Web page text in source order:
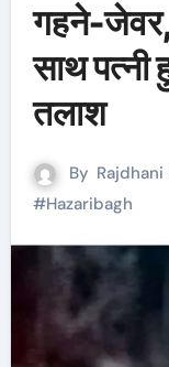
गहने-
साथ पत्नी
तलाश
By Rajdhani
#Hazaribagh